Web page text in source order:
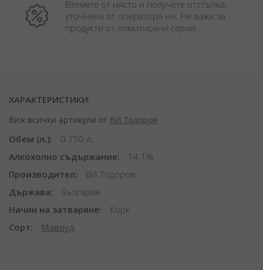
Вземете от място и получете отстъпка,
уточнена от оператора ни. Не важи за
продукти от лимитирани серии.
ХАРАКТЕРИСТИКИ:
Виж всички артикули от ВИ Тодоров
Обем (л.)
0.750 л.
Алкохолно съдържание
14.1%
Производител
ВИ Тодоров
Държава
България
Начин на затваряне
Корк
Сорт
Мавруд